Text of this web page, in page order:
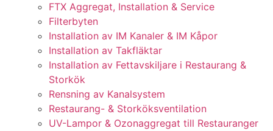
FTX Aggregat, Installation & Service
Filterbyten
Installation av IM Kanaler & IM Kåpor
Installation av Takfläktar
Installation av Fettavskiljare i Restaurang &
Storkök
Rensning av Kanalsystem
Restaurang- & Storköksventilation
UV-Lampor & Ozonaggregat till Restauranger